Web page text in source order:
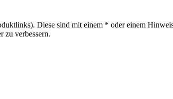
Diese sind mit einem * oder einem
zu verbessern.